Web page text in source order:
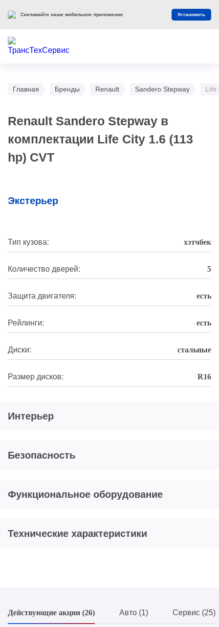
Главная Бренды Renault Sandero Stepway Life
Renault Sandero Stepway в
комплектации Life City 1.6 (113
hp) CVT
Экстерьер
Тип кузова: хэтчбек
Количество дверей: 5
Защита двигателя: есть
Рейлинги: есть
Диски: стальные
Размер дисков: R16
Интерьер
Безопасность
Функциональное оборудование
Технические характеристики
Действующие акции (26) Авто (1) Сервис (25)
Скачивайте наше мобильное приложение Установить